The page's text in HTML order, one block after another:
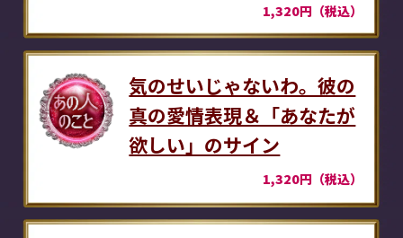
1,320円（税込）
気のせいじゃないわ。彼の
真の愛情表現＆「あなたが
欲しい」のサイン
1,320円（税込）